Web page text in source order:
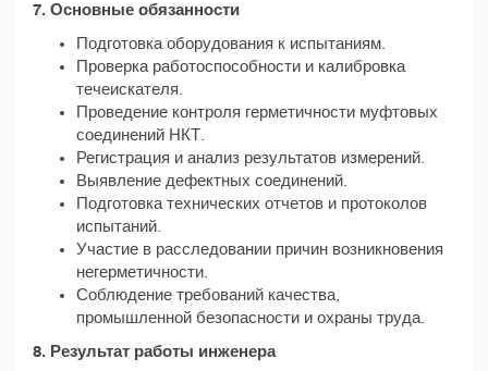
7. Основные обязанности
Подготовка оборудования к испытаниям.
Проверка работоспособности и калибровка
течеискателя.
Проведение контроля герметичности муфтовых
соединений НКТ.
Регистрация и анализ результатов измерений.
Выявление дефектных соединений.
Подготовка технических отчетов и протоколов
испытаний.
Участие в расследовании причин возникновения
негерметичности.
Соблюдение требований качества,
промышленной безопасности и охраны труда.
8. Результат работы инженера